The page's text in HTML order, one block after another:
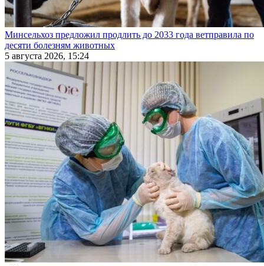
Минсельхоз предложил продлить до 2033 года ветправила по
десяти болезням животных
5 августа 2026, 15:24